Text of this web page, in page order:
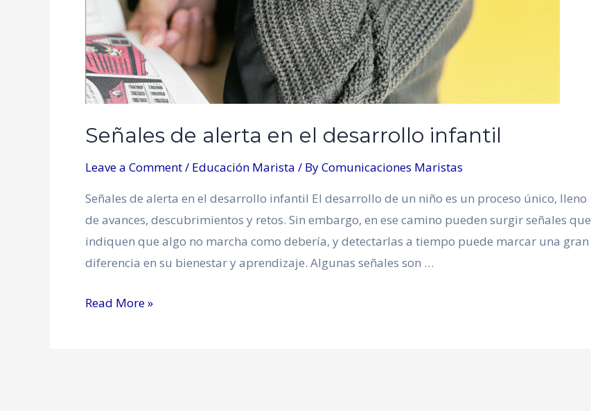
Señales de alerta en el desarrollo infantil
Leave a Comment/ Educación Marista / ByComunicaciones Maristas
Señales de alerta en el desarrollo infantil El desarrollo de un niño es un proceso único, lleno
de avances, descubrimientos y retos. Sin embargo, en ese camino pueden surgir señales que
indiquen que algo no marcha como debería, y detectarlas a tiempo puede marcar una gran
diferencia en su bienestar y aprendizaje. Algunas señales son …
Read More »